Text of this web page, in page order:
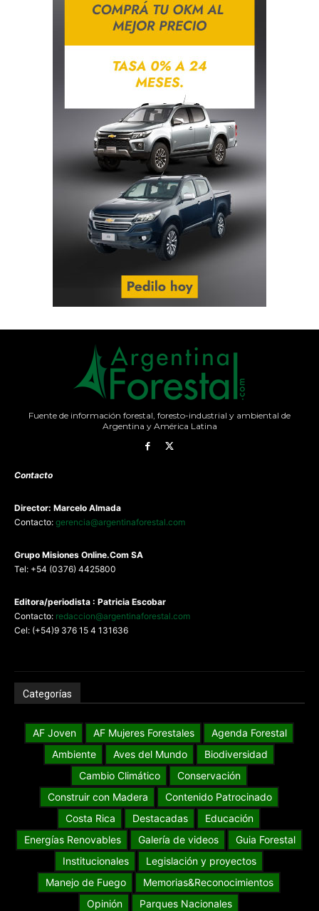
Fuente de información forestal, foresto-industrial y ambiental de
Argentina y América Latina
Contacto
Director: Marcelo Almada
Contacto: gerencia@argentinaforestal.com
Grupo Misiones Online.Com SA
Tel: +54 (0376) 4425800
Editora/periodista : Patricia Escobar
Contacto: redaccion@argentinaforestal.com
Cel: (+54)9 376 15 4 131636
Categorías
AF Joven AF Mujeres Forestales
Agenda Forestal
Ambiente
Aves del Mundo
Biodiversidad
Cambio Climático
Conservación
Construir con Madera
Contenido Patrocinado
Costa Rica
Destacadas
Educación
Energías Renovables
Galería de videos
Guia Forestal
Institucionales
Legislación y proyectos
Manejo de Fuego
Memorias&Reconocimientos
Opinión
Parques Nacionales